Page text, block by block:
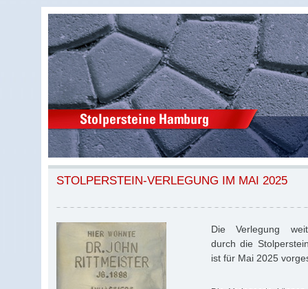
STOLPERSTEIN-VERLEGUNG IM MAI 2025
Die Verlegung
durch die
ist für Mai 2025